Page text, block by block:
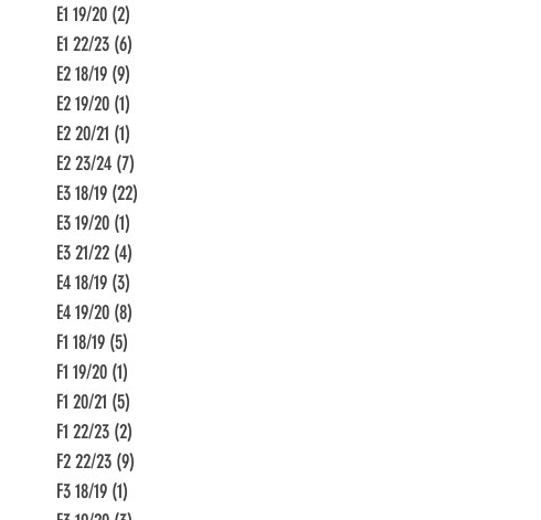
E1 19/20 (2)
E1 22/23 (6)
E2 18/19 (9)
E2 19/20 (1)
E2 20/21 (1)
E2 23/24 (7)
E3 18/19 (22)
E3 19/20 (1)
E3 21/22 (4)
E4 18/19 (3)
E4 19/20 (8)
F1 18/19 (5)
F1 19/20 (1)
F1 20/21 (5)
F1 22/23 (2)
F2 22/23 (9)
F3 18/19 (1)